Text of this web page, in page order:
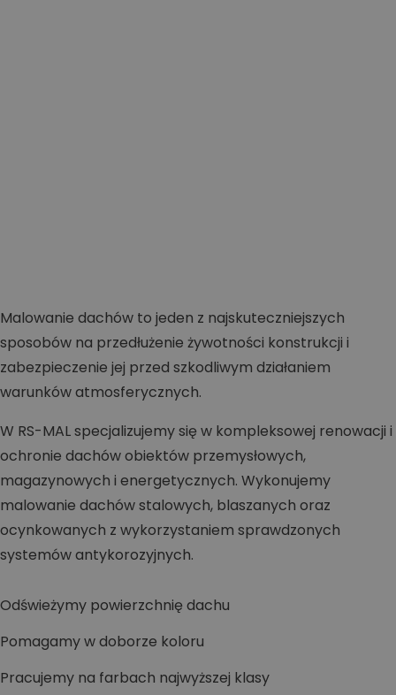
Malowanie dachów to jeden z najskuteczniejszych
sposobów na przedłużenie żywotności konstrukcji i
zabezpieczenie jej przed szkodliwym działaniem
warunków atmosferycznych.
W RS-MAL specjalizujemy się w kompleksowej renowacji i
ochronie dachów obiektów przemysłowych,
magazynowych i energetycznych. Wykonujemy
malowanie dachów stalowych, blaszanych oraz
ocynkowanych z wykorzystaniem sprawdzonych
systemów antykorozyjnych.
Odświeżymy powierzchnię dachu
Pomagamy w doborze koloru
Pracujemy na farbach najwyższej klasy